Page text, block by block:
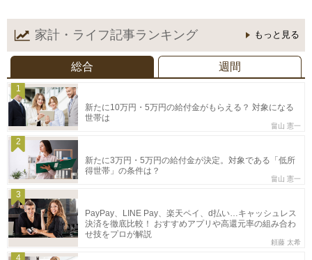
家計・ライフ記事ランキング もっと見る
総合 週間
1
新たに10万円・5万円の給付金がもらえる？ 対象になる
世帯は
畠山 憲一
2
新たに3万円・5万円の給付金が決定。対象である「低所
得世帯」の条件は？
畠山 憲一
3
PayPay、LINE Pay、楽天ペイ、d払い…キャッシュレス
決済を徹底比較！ おすすめアプリや高還元率の組み合わ
せ技をプロが解説
頼藤 太希